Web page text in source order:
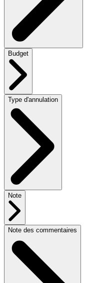
Budget
Type d'annulation
Note
Note des commentaires